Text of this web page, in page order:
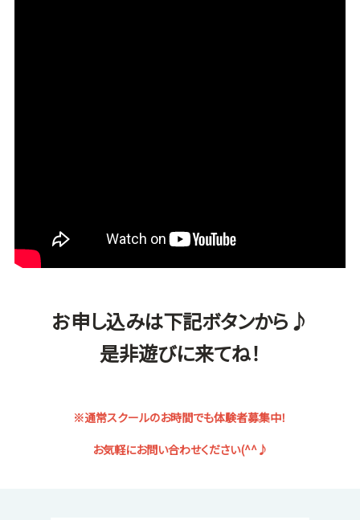
お申し込みは下記ボタンから♪
是非遊びに来てね！
※通常スクールのお時間でも体験者募集中！
お気軽にお問い合わせください(^^♪